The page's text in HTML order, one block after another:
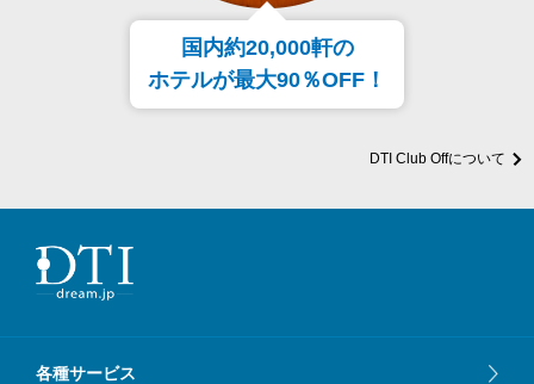
国内約20,000軒の
ホテルが最大90％OFF！
DTI Club Offについて
各種サービス